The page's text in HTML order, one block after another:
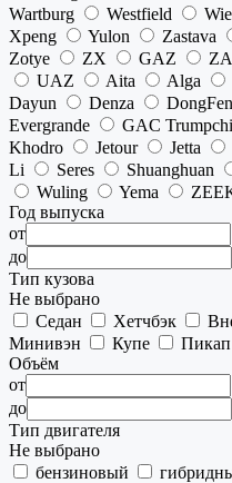
Wartburg
Westfield
Xpeng
Yulon Zastava
Zotye
ZX GAZ
UAZ
Aita Alga
Dayun
Denza
Evergrande
GAC Trumpchi
Khodro
Jetour Jetta
Li
Seres Shuanghuan
Wuling
Yema
Год выпуска
от
до
Тип кузова
Не выбрано
Седан
Хетчбэк
Минивэн
Купе Пикап
Объём
от
до
Тип двигателя
Не выбрано
бензиновый